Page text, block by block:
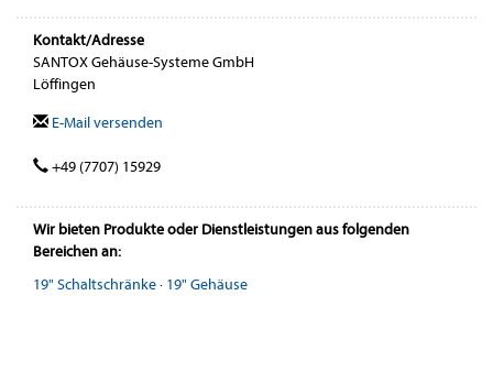
Kontakt/Adresse
SANTOX Gehäuse-Systeme GmbH
Löffingen
E-Mail versenden
+49 (7707) 15929
Wir bieten Produkte oder Dienstleistungen aus folgenden
Bereichen an:
19" Schaltschränke· 19" Gehäuse